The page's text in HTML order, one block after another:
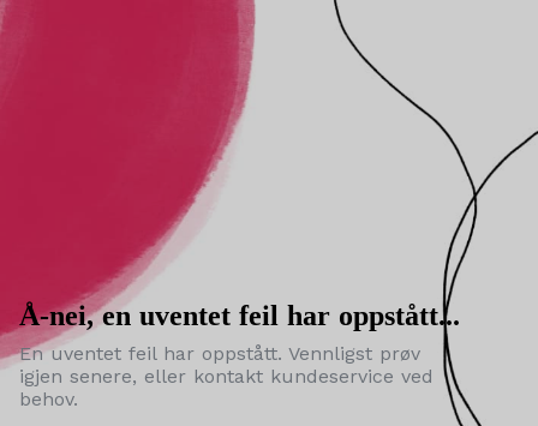
Å-nei, en uventet feil har oppstått...
En uventet feil har oppstått. Vennligst prøv
igjen senere, eller kontakt kundeservice ved
behov.